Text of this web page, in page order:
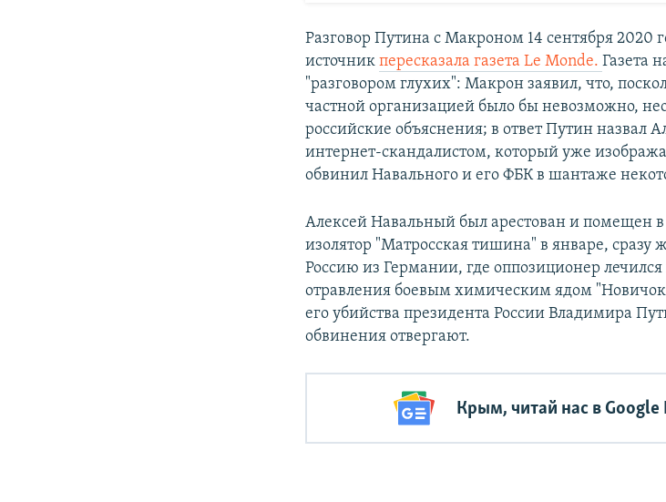
Разговор Путина с Макроном 14 сентября 2020
источникпересказала газета Le Monde.Газета
"разговором глухих": Макрон заявил, что,
частной организацией было бы невозможно,
российские объяснения; в ответ Путин назвал
интернет-скандалистом, который уже
обвинил Навального и его ФБК в шантаже
Алексей Навальный был арестован и помещен
изолятор "Матросская тишина" в январе, сразу
Россию из Германии, где оппозиционер лечился
отравления боевым химическим ядом
его убийства президента России Владимира
обвинения отвергают.
Крым, читай нас в Google